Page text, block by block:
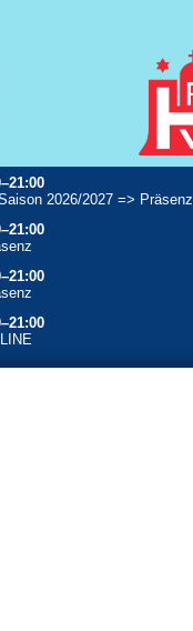
2026/2027 => Präsenz